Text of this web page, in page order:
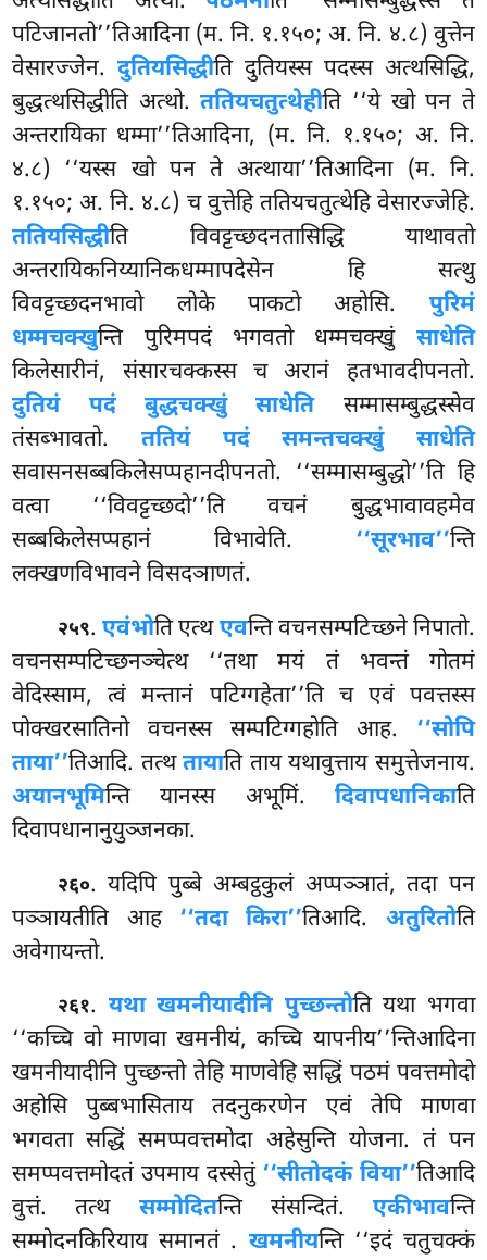
पटिजानतो’’तिआदिना (म. नि. १.१५०; अ. नि. ४.८) वुत्तेन
वेसारज्जेन.दुतियसिद्धीति दुतियस्स पदस्स अत्थसिद्धि,
बुद्धत्थसिद्धीति अत्थो.ततियचतुत्थेहीति ‘‘ये खो पन ते
अन्तरायिका धम्मा’’तिआदिना, (म. नि. १.१५०; अ. नि.
४.८) ‘‘यस्स खो पन ते अत्थाया’’तिआदिना (म. नि.
१.१५०; अ. नि. ४.८) च वुत्तेहि ततियचतुत्थेहि वेसारज्जेहि.
ततियसिद्धीति विवट्टच्छदनतासिद्धि याथावतो
अन्तरायिकनिय्यानिकधम्मापदेसेन हि सत्थु
विवट्टच्छदनभावो लोके पाकटो अहोसि. पुरिमं
धम्मचक्खुन्ति पुरिमपदं भगवतो धम्मचक्खुं साधेति
किलेसारीनं, संसारचक्कस्स च अरानं हतभावदीपनतो.
दुतियं पदं बुद्धचक्खुं साधेतिसम्मासम्बुद्धस्सेव
तंसब्भावतो. ततियं पदं समन्तचक्खुं साधेति
सवासनसब्बकिलेसप्पहानदीपनतो. ‘‘सम्मासम्बुद्धो’’ति हि
वत्वा ‘‘विवट्टच्छदो’’ति वचनं बुद्धभावावहमेव
सब्बकिलेसप्पहानं विभावेति. ‘‘सूरभाव’’न्ति
लक्खणविभावने विसदञाणतं.
२५९.एवंभोति एत्थएवन्ति वचनसम्पटिच्छने निपातो.
वचनसम्पटिच्छनञ्चेत्थ ‘‘तथा मयं तं भवन्तं गोतमं
वेदिस्साम, त्वं मन्तानं पटिग्गहेता’’ति च एवं पवत्तस्स
पोक्खरसातिनो वचनस्स सम्पटिग्गहोति आह. ‘‘सोपि
ताया’’तिआदि. तत्थतायाति ताय यथावुत्ताय समुत्तेजनाय.
अयानभूमिन्तियानस्स अभूमिं. दिवापधानिकाति
दिवापधानानुयुञ्जनका.
२६०. यदिपि पुब्बे अम्बट्ठकुलं अप्पञ्ञातं, तदा पन
पञ्ञायतीति आह ‘‘तदा किरा’’तिआदि. अतुरितोति
अवेगायन्तो.
२६१. यथा खमनीयादीनि पुच्छन्तोति यथा भगवा
‘‘कच्चि वो माणवा खमनीयं, कच्चि यापनीय’’न्तिआदिना
खमनीयादीनि पुच्छन्तो तेहि माणवेहि सद्धिं पठमं पवत्तमोदो
अहोसि पुब्बभासिताय तदनुकरणेन एवं तेपि माणवा
भगवता सद्धिं समप्पवत्तमोदा अहेसुन्ति योजना. तं पन
समप्पवत्तमोदतं उपमाय दस्सेतुं ‘‘सीतोदकं विया’’तिआदि
वुत्तं. तत्थ सम्मोदितन्ति संसन्दितं. एकीभावन्ति
सम्मोदनकिरियाय समानतं . खमनीयन्ति ‘‘इदं चतुचक्कं